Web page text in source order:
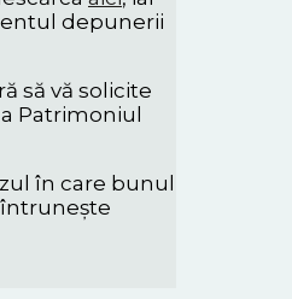
depunerii
să vă solicite
Patrimoniul
în care bunul
întrunește